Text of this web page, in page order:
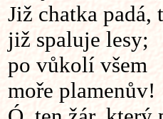
Již chatka padá,
již spaluje lesy;
po vůkolí všem
moře plamenův!